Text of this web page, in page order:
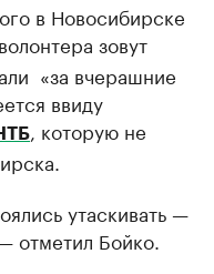
в Новосибирске
зовут
«за вчерашние
ввиду
, которую не
утаскивать —
отметил Бойко.